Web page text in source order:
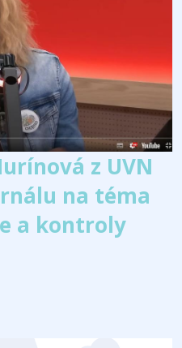
z UVN
na téma
a kontroly